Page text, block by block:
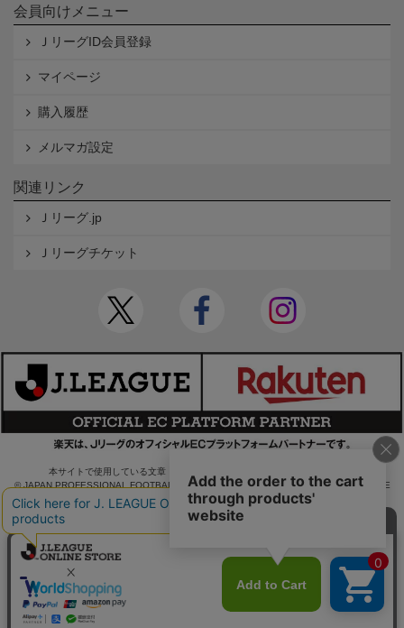
会員向けメニュー
ＪリーグID会員登録
マイページ
購入履歴
メルマガ設定
関連リンク
Ｊリーグ.jp
Ｊリーグチケット
本サイトで使用している文章・画像等の無断での複製・転載を禁止します。
© JAPAN PROFESSIONAL FOOTBALL LEAGUE Rakuten Group, Inc. ALL RIGHTS RE
SERVED.